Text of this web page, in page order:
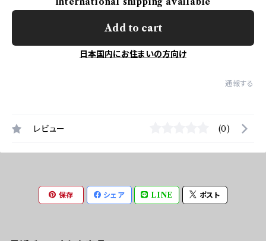
Add to cart
日本国内にお住まいの方向け
通報する
レビュー (0)
保存 シェア LINE ポスト